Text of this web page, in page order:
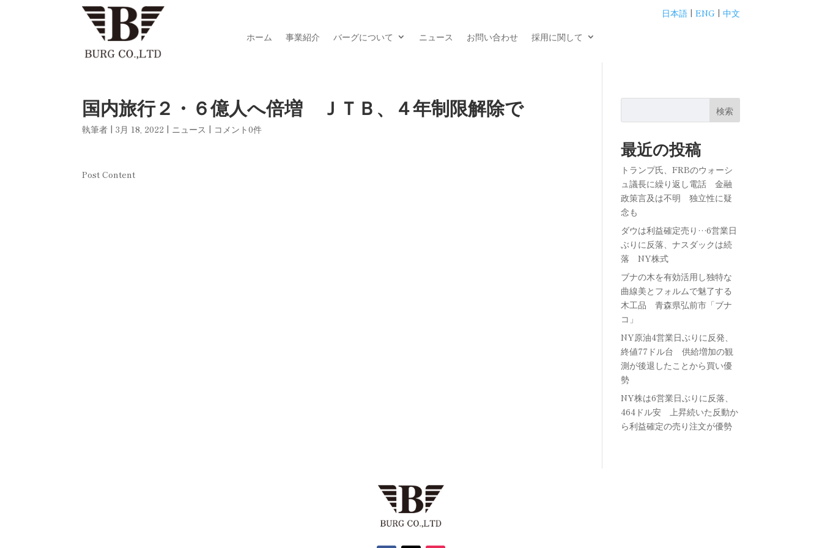
日本語| ENG| 中文
ホーム
事業紹介 バーグについて ニュース お問い合わせ 採用に関して
国内旅行２・６億人へ倍増 ＪＴＢ、４年制限解除で
執筆者 |3月 18, 2022 | ニュース | コメント0件
Post Content
検索
最近の投稿
トランプ氏、FRBのウォーシ
ュ議長に繰り返し電話 金融
政策言及は不明 独立性に疑
念も
ダウは利益確定売り…6営業日
ぶりに反落、ナスダックは続
落 NY株式
ブナの木を有効活用し独特な
曲線美とフォルムで魅了する
木工品 青森県弘前市「ブナ
コ」
NY原油4営業日ぶりに反発、
終値77ドル台 供給増加の観
測が後退したことから買い優
勢
NY株は6営業日ぶりに反落、
464ドル安 上昇続いた反動か
ら利益確定の売り注文が優勢